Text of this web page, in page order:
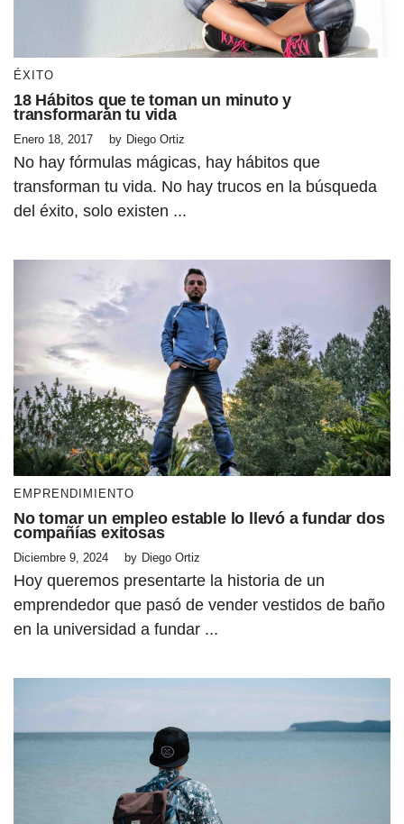
ÉXITO
18 Hábitos que te toman un minuto y
transformarán tu vida
Enero 18, 2017 by Diego Ortiz
No hay fórmulas mágicas, hay hábitos que
transforman tu vida. No hay trucos en la búsqueda
del éxito, solo existen ...
EMPRENDIMIENTO
No tomar un empleo estable lo llevó a fundar dos
compañías exitosas
Diciembre 9, 2024 by Diego Ortiz
Hoy queremos presentarte la historia de un
emprendedor que pasó de vender vestidos de baño
en la universidad a fundar ...